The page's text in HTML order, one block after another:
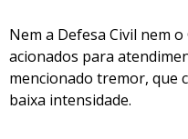
Nem a Defesa Civil nem
acionados para
mencionado tremor, que
baixa intensidade.